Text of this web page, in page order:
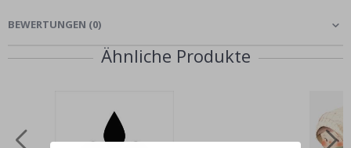
BEWERTUNGEN (0)
Ähnliche Produkte